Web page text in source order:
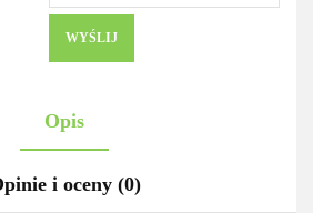
WYŚLIJ
Opis
i oceny (0)